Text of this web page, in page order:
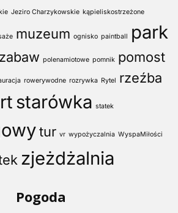
Jeziro Charzykowskie kąpieliskostrzeżone
muzeum ognisko paintball park
polenamiotowe pomnik pomost
rowerywodne rozrywka Rytel rzeźba
starówka statek
tur vr wypożyczalnia WyspaMiłości
zjeżdżalnia
Pogoda